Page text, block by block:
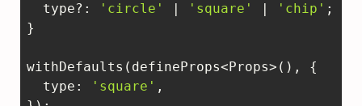
  type?:
'circle' 'square' 'chip' ;
}
withDefaults(defineProps<Props>(), {
type : 'square' ,